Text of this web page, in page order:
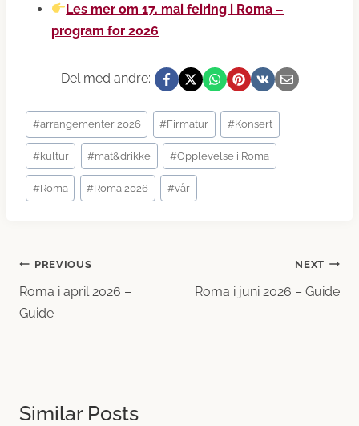
Les mer om 17. mai feiring i Roma –
program for 2026
Del med andre:
Post
Tags:
#arrangementer 2026 #Firmatur #Konsert
#kultur #mat&drikke #Opplevelse i Roma
#Roma #Roma 2026 #vår
Innleggsnavigasjon
PREVIOUS
Roma i april 2026 –
Guide
NEXT
Roma i juni 2026 – Guide
Similar Posts